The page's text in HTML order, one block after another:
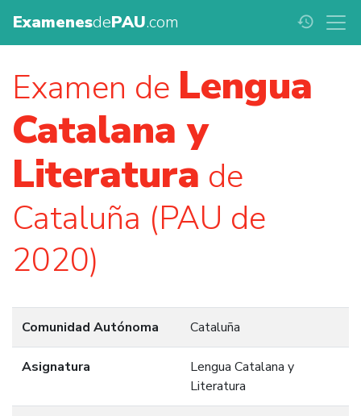
ExamenesdePAU.com history
Examen de Lengua
Catalana y
Literatura de
Cataluña (PAU de
2020)
Comunidad Autónoma Cataluña
Asignatura
Lengua Catalana y
Literatura